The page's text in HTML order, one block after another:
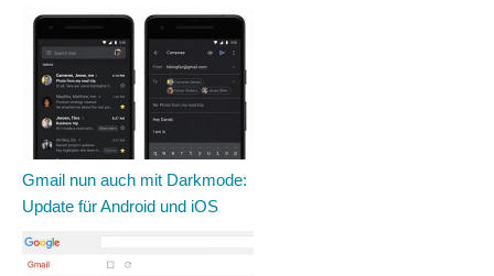
Gmail nun auch mit Darkmode:
Update für Android und iOS